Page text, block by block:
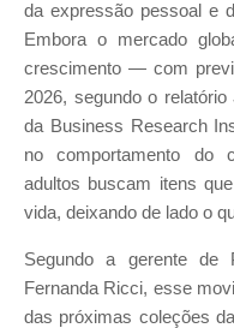
da expressão pessoal e
Embora o mercado
crescimento — com
2026, segundo o relatório
da Business Research
no comportamento do
adultos buscam itens
vida, deixando de lado o
Segundo a gerente de
Fernanda Ricci, esse
das próximas coleções